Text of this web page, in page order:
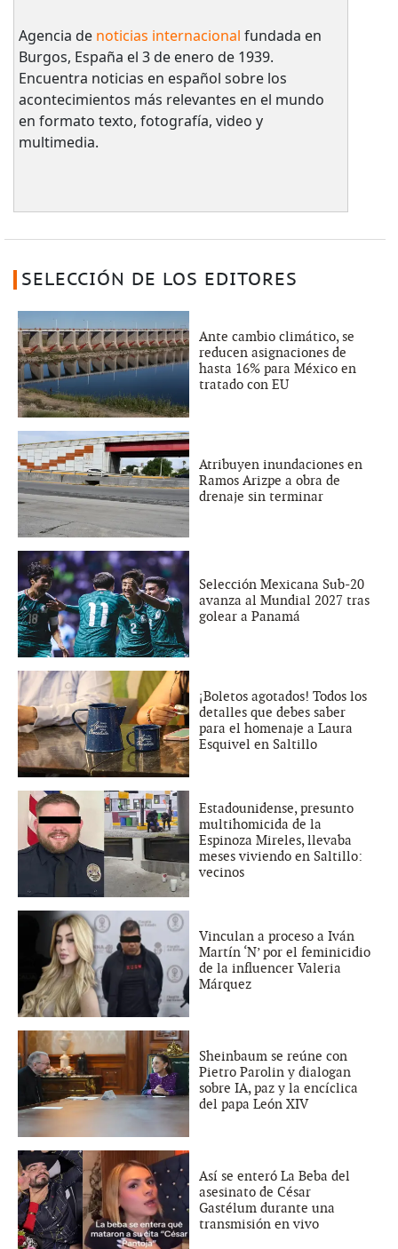
Agencia de noticias internacional fundada en
Burgos, España el 3 de enero de 1939.
Encuentra noticias en español sobre los
acontecimientos más relevantes en el mundo
en formato texto, fotografía, video y
multimedia.
SELECCIÓN DE LOS EDITORES
Ante cambio climático, se
reducen asignaciones de
hasta 16% para México en
tratado con EU
Atribuyen inundaciones en
Ramos Arizpe a obra de
drenaje sin terminar
Selección Mexicana Sub-20
avanza al Mundial 2027 tras
golear a Panamá
¡Boletos agotados! Todos los
detalles que debes saber
para el homenaje a Laura
Esquivel en Saltillo
Estadounidense, presunto
multihomicida de la
Espinoza Mireles, llevaba
meses viviendo en Saltillo:
vecinos
Vinculan a proceso a Iván
Martín ‘N’ por el feminicidio
de la influencer Valeria
Márquez
Sheinbaum se reúne con
Pietro Parolin y dialogan
sobre IA, paz y la encíclica
del papa León XIV
Así se enteró La Beba del
asesinato de César
Gastélum durante una
transmisión en vivo